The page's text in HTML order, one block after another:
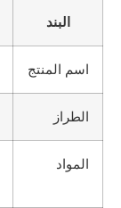
البند
اسم المنتج
الطراز
المواد